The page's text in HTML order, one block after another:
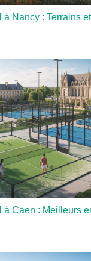
à Nancy : Terrains
à Caen : Meilleurs